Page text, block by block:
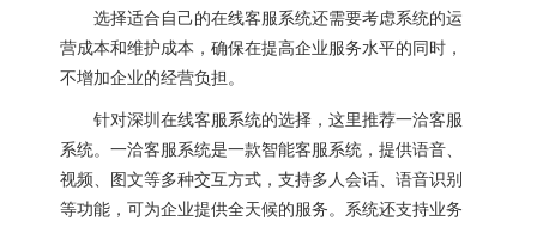
选择适合自己的在线客服系统还需要考虑系统的运
营成本和维护成本，确保在提高企业服务水平的同时，
不增加企业的经营负担。
针对深圳在线客服系统的选择，这里推荐一洽客服
系统。一洽客服系统是一款智能客服系统，提供语音、
视频、图文等多种交互方式，支持多人会话、语音识别
等功能，可为企业提供全天候的服务。系统还支持业务